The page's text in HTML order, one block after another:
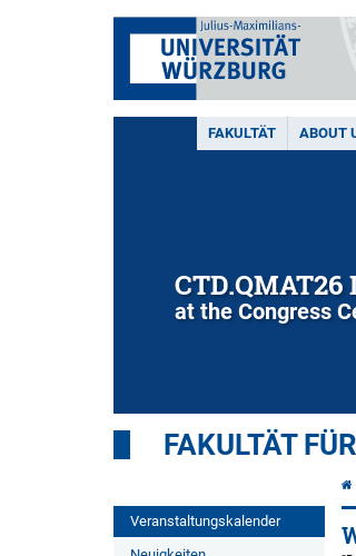
FAKULTÄT ABOUT
at the Congress
FAKULTÄT
Veranstaltungskalender